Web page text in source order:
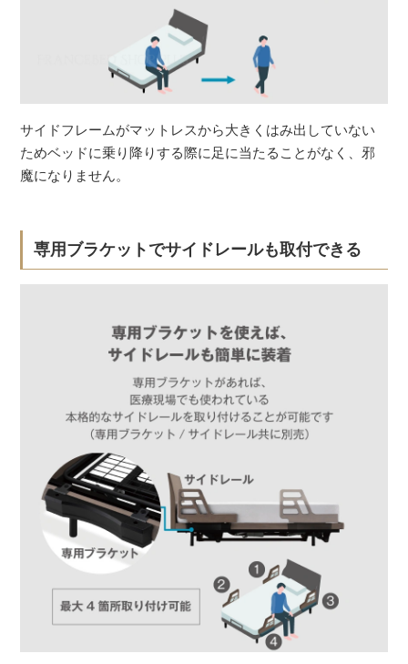
サイドフレームがマットレスから大きくはみ出していない
ためベッドに乗り降りする際に足に当たることがなく、邪
魔になりません。
専用ブラケットでサイドレールも取付できる